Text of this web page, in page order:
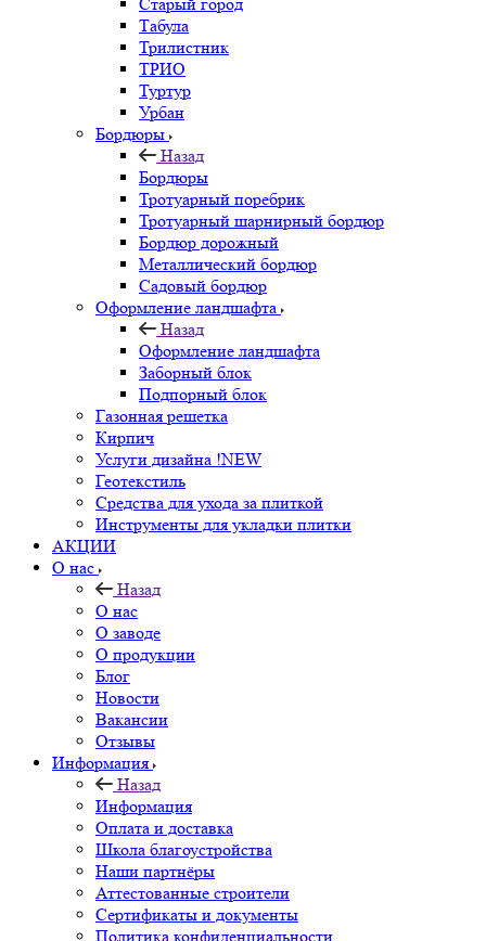
Табула
Трилистник
ТРИО
Туртур
Урбан
Бордюры
Назад
Бордюры
Тротуарный поребрик
Тротуарный шарнирный бордюр
Бордюр дорожный
Металлический бордюр
Садовый бордюр
Оформление ландшафта
Назад
Оформление ландшафта
Заборный блок
Подпорный блок
Газонная решетка
Кирпич
Услуги дизайна !NEW
Геотекстиль
Средства для ухода за плиткой
Инструменты для укладки плитки
АКЦИИ
О нас
Назад
О нас
О заводе
О продукции
Блог
Новости
Вакансии
Отзывы
Информация
Назад
Информация
Оплата и доставка
Школа благоустройства
Наши партнёры
Аттестованные строители
Сертификаты и документы
Политика конфиденциальности